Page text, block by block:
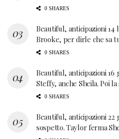
0 SHARES
Beautiful, anticipazioni 14
Brooke, per dirle che sa
0 SHARES
Beautiful, anticipazioni 16
Steffy, anche Sheila. Poi
0 SHARES
Beautiful, anticipazioni
sospetto. Taylor ferma